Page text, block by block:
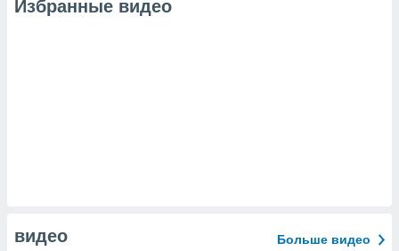
Избранные видео
видео Больше видео